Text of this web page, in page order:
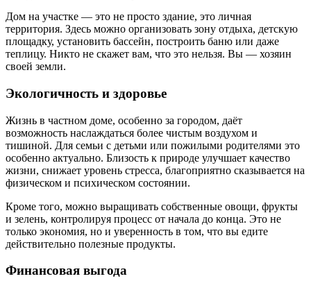
Дом на участке — это не просто здание, это личная
территория. Здесь можно организовать зону отдыха, детскую
площадку, установить бассейн, построить баню или даже
теплицу. Никто не скажет вам, что это нельзя. Вы — хозяин
своей земли.
Экологичность и здоровье
Жизнь в частном доме, особенно за городом, даёт
возможность наслаждаться более чистым воздухом и
тишиной. Для семьи с детьми или пожилыми родителями это
особенно актуально. Близость к природе улучшает качество
жизни, снижает уровень стресса, благоприятно сказывается на
физическом и психическом состоянии.
Кроме того, можно выращивать собственные овощи, фрукты
и зелень, контролируя процесс от начала до конца. Это не
только экономия, но и уверенность в том, что вы едите
действительно полезные продукты.
Финансовая выгода